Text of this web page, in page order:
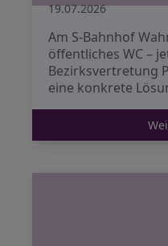
19.07.2026
Am S-Bahnhof
öffentliches WC –
Bezirksvertretung
eine konkrete